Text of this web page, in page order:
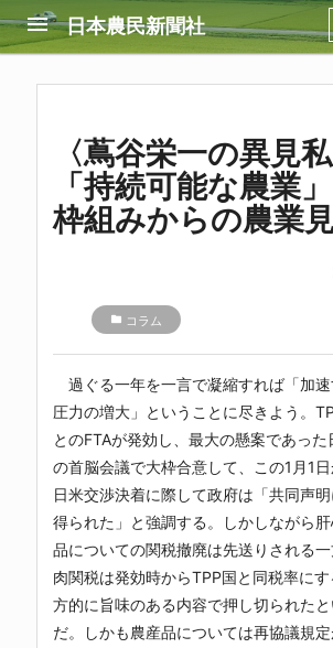
menu 日本農民新聞社
〈蔦谷栄一の異見私
「持続可能な農業
枠組みからの農業
folder コラム
過ぐる一年を一言で凝縮すれば「加
圧力の増大」ということに尽きよう。
とのFTAが発効し、最大の懸案であった
の首脳会議で大枠合意して、この1月1日
日米交渉決着に際して政府は「共同声
得られた」と強調する。しかしながら
品についての関税撤廃は先送りされる
肉関税は発効時からTPP国と同税率に
方的に旨味のある内容で押し切られた
だ。しかも農産品については再協議規